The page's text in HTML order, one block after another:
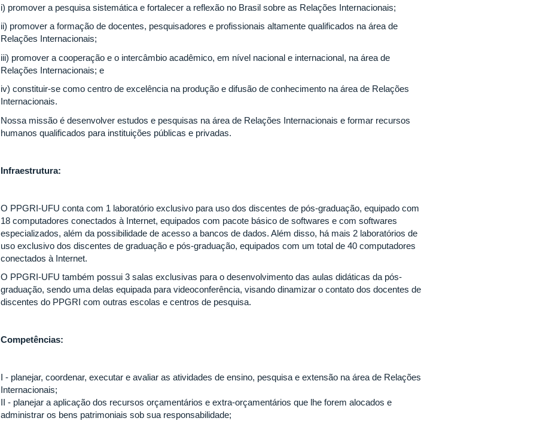
i) promover a pesquisa sistemática e fortalecer a reflexão no Brasil sobre as Relações Internacionais;
ii) promover a formação de docentes, pesquisadores e profissionais altamente qualificados na área de
Relações Internacionais;
iii) promover a cooperação e o intercâmbio acadêmico, em nível nacional e internacional, na área de
Relações Internacionais; e
iv) constituir-se como centro de excelência na produção e difusão de conhecimento na área de Relações
Internacionais.
Nossa missão é desenvolver estudos e pesquisas na área de Relações Internacionais e formar recursos
humanos qualificados para instituições públicas e privadas.
Infraestrutura:
O PPGRI-UFU conta com 1 laboratório exclusivo para uso dos discentes de pós-graduação, equipado com
18 computadores conectados à Internet, equipados com pacote básico de softwares e com softwares
especializados, além da possibilidade de acesso a bancos de dados. Além disso, há mais 2 laboratórios de
uso exclusivo dos discentes de graduação e pós-graduação, equipados com um total de 40 computadores
conectados à Internet.
O PPGRI-UFU também possui 3 salas exclusivas para o desenvolvimento das aulas didáticas da pós-
graduação, sendo uma delas equipada para videoconferência, visando dinamizar o contato dos docentes de
discentes do PPGRI com outras escolas e centros de pesquisa.
Competências:
I - planejar, coordenar, executar e avaliar as atividades de ensino, pesquisa e extensão na área de Relações
Internacionais;
II - planejar a aplicação dos recursos orçamentários e extra-orçamentários que lhe forem alocados e
administrar os bens patrimoniais sob sua responsabilidade;